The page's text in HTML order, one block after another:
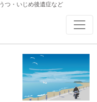
つ・いじめ後遺症など